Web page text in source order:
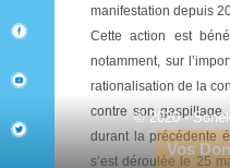
manifestation depuis
Cette action est
notamment, sur
rationalisation de la
contre son
durant la précédente
s’est déroulée le 25
© 2020 -
Vos